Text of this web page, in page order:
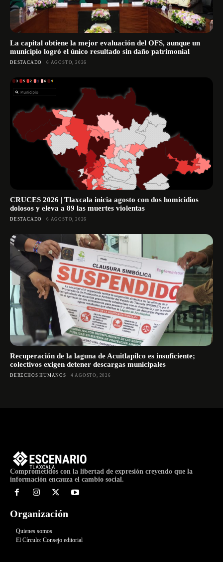
La capital obtiene la mejor evaluación del OFS, aunque un
municipio logró el único resultado sin daño patrimonial
DESTACADO 6 AGOSTO, 2026
CRUCES 2026 | Tlaxcala inicia agosto con dos homicidios
dolosos y eleva a 89 las muertes violentas
DESTACADO 6 AGOSTO, 2026
Recuperación de la laguna de Acuitlapilco es insuficiente;
colectivos exigen detener descargas municipales
DERECHOS HUMANOS 4 AGOSTO, 2026
Comprometidos con la libertad de expresión creyendo que la
información encauza el cambio social.
Organización
Quienes somos
El Círculo: Consejo editorial